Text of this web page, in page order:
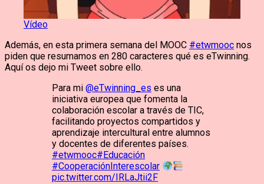
Vídeo
Además, en esta primera semana del MOOC #etwmooc nos
piden que resumamos en 280 caracteres qué es eTwinning.
Aquí os dejo mi Tweet sobre ello.
Para mi @eTwinning_es es una
iniciativa europea que fomenta la
colaboración escolar a través de TIC,
facilitando proyectos compartidos y
aprendizaje intercultural entre alumnos
y docentes de diferentes países.
#etwmooc#Educación
#CooperaciónInterescolar
pic.twitter.com/IRLaJtii2F